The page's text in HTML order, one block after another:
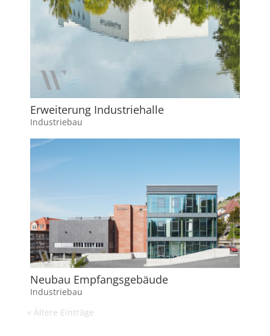
Erweiterung Industriehalle
Industriebau
Neubau Empfangsgebäude
Industriebau
« Ältere Einträge